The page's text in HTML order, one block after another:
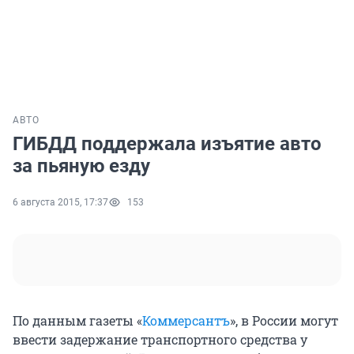
АВТО
ГИБДД поддержала изъятие авто
за пьяную езду
6 августа 2015, 17:37 153
По данным газеты «Коммерсантъ», в России могут
ввести задержание транспортного средства у